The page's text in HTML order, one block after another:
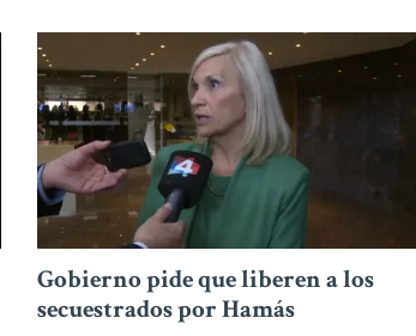
Gobierno pide que liberen a los
secuestrados por Hamás